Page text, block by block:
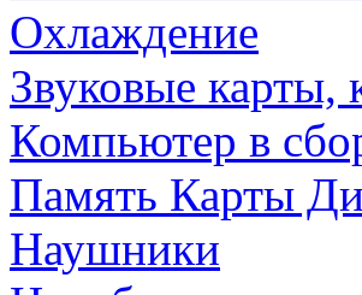
Охлаждение
Звуковые карты,
Компьютер в
Память Карты
Наушники